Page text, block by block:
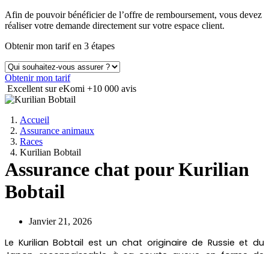
Afin de pouvoir bénéficier de l’offre de remboursement, vous devez
réaliser votre demande directement sur votre espace client.
Obtenir mon tarif en 3 étapes
Obtenir mon tarif
Excellent sur eKomi +10 000 avis
Accueil
Assurance animaux
Races
Kurilian Bobtail
Assurance chat pour Kurilian
Bobtail
Janvier 21, 2026
Le Kurilian Bobtail est un chat originaire de Russie et du